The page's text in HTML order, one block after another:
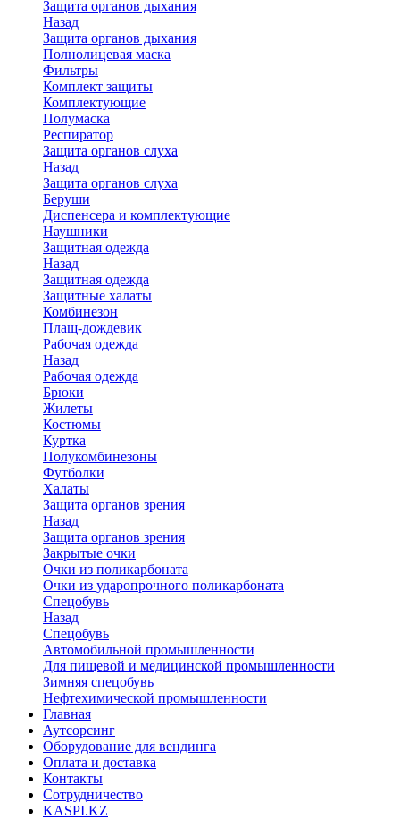
Защита органов дыхания
Назад
Защита органов дыхания
Полнолицевая маска
Фильтры
Комплект защиты
Комплектующие
Полумаска
Респиратор
Защита органов слуха
Назад
Защита органов слуха
Беруши
Диспенсера и комплектующие
Наушники
Защитная одежда
Назад
Защитная одежда
Защитные халаты
Комбинезон
Плащ-дождевик
Рабочая одежда
Назад
Рабочая одежда
Брюки
Жилеты
Костюмы
Куртка
Полукомбинезоны
Футболки
Халаты
Защита органов зрения
Назад
Защита органов зрения
Закрытые очки
Очки из поликарбоната
Очки из ударопрочного поликарбоната
Спецобувь
Назад
Спецобувь
Автомобильной промышленности
Для пищевой и медицинской промышленности
Зимняя спецобувь
Нефтехимической промышленности
Главная
Аутсорсинг
Оборудование для вендинга
Оплата и доставка
Контакты
Сотрудничество
KASPI.KZ